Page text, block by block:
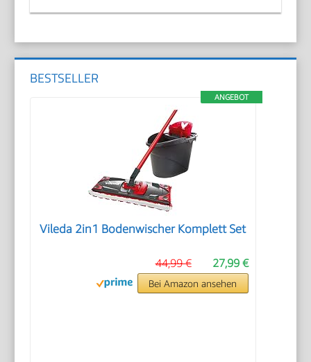
BESTSELLER
ANGEBOT
Vileda 2in1 Bodenwischer Komplett Set
27,99 €
44,99 €
Bei Amazon ansehen